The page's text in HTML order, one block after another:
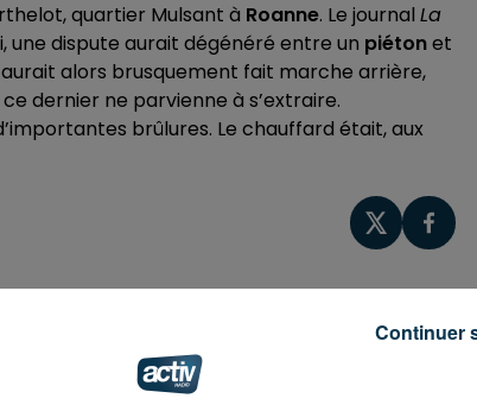
quartier Mulsant à Roanne. Le journal La
une dispute aurait dégénéré entre un piétonet
alors brusquement fait marche arrière,
dernier ne parvienne à s’extraire.
brûlures. Le chauffard était, aux
Continuer